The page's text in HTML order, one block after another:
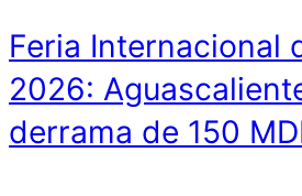
Feria Internacional
2026:
derrama de 150